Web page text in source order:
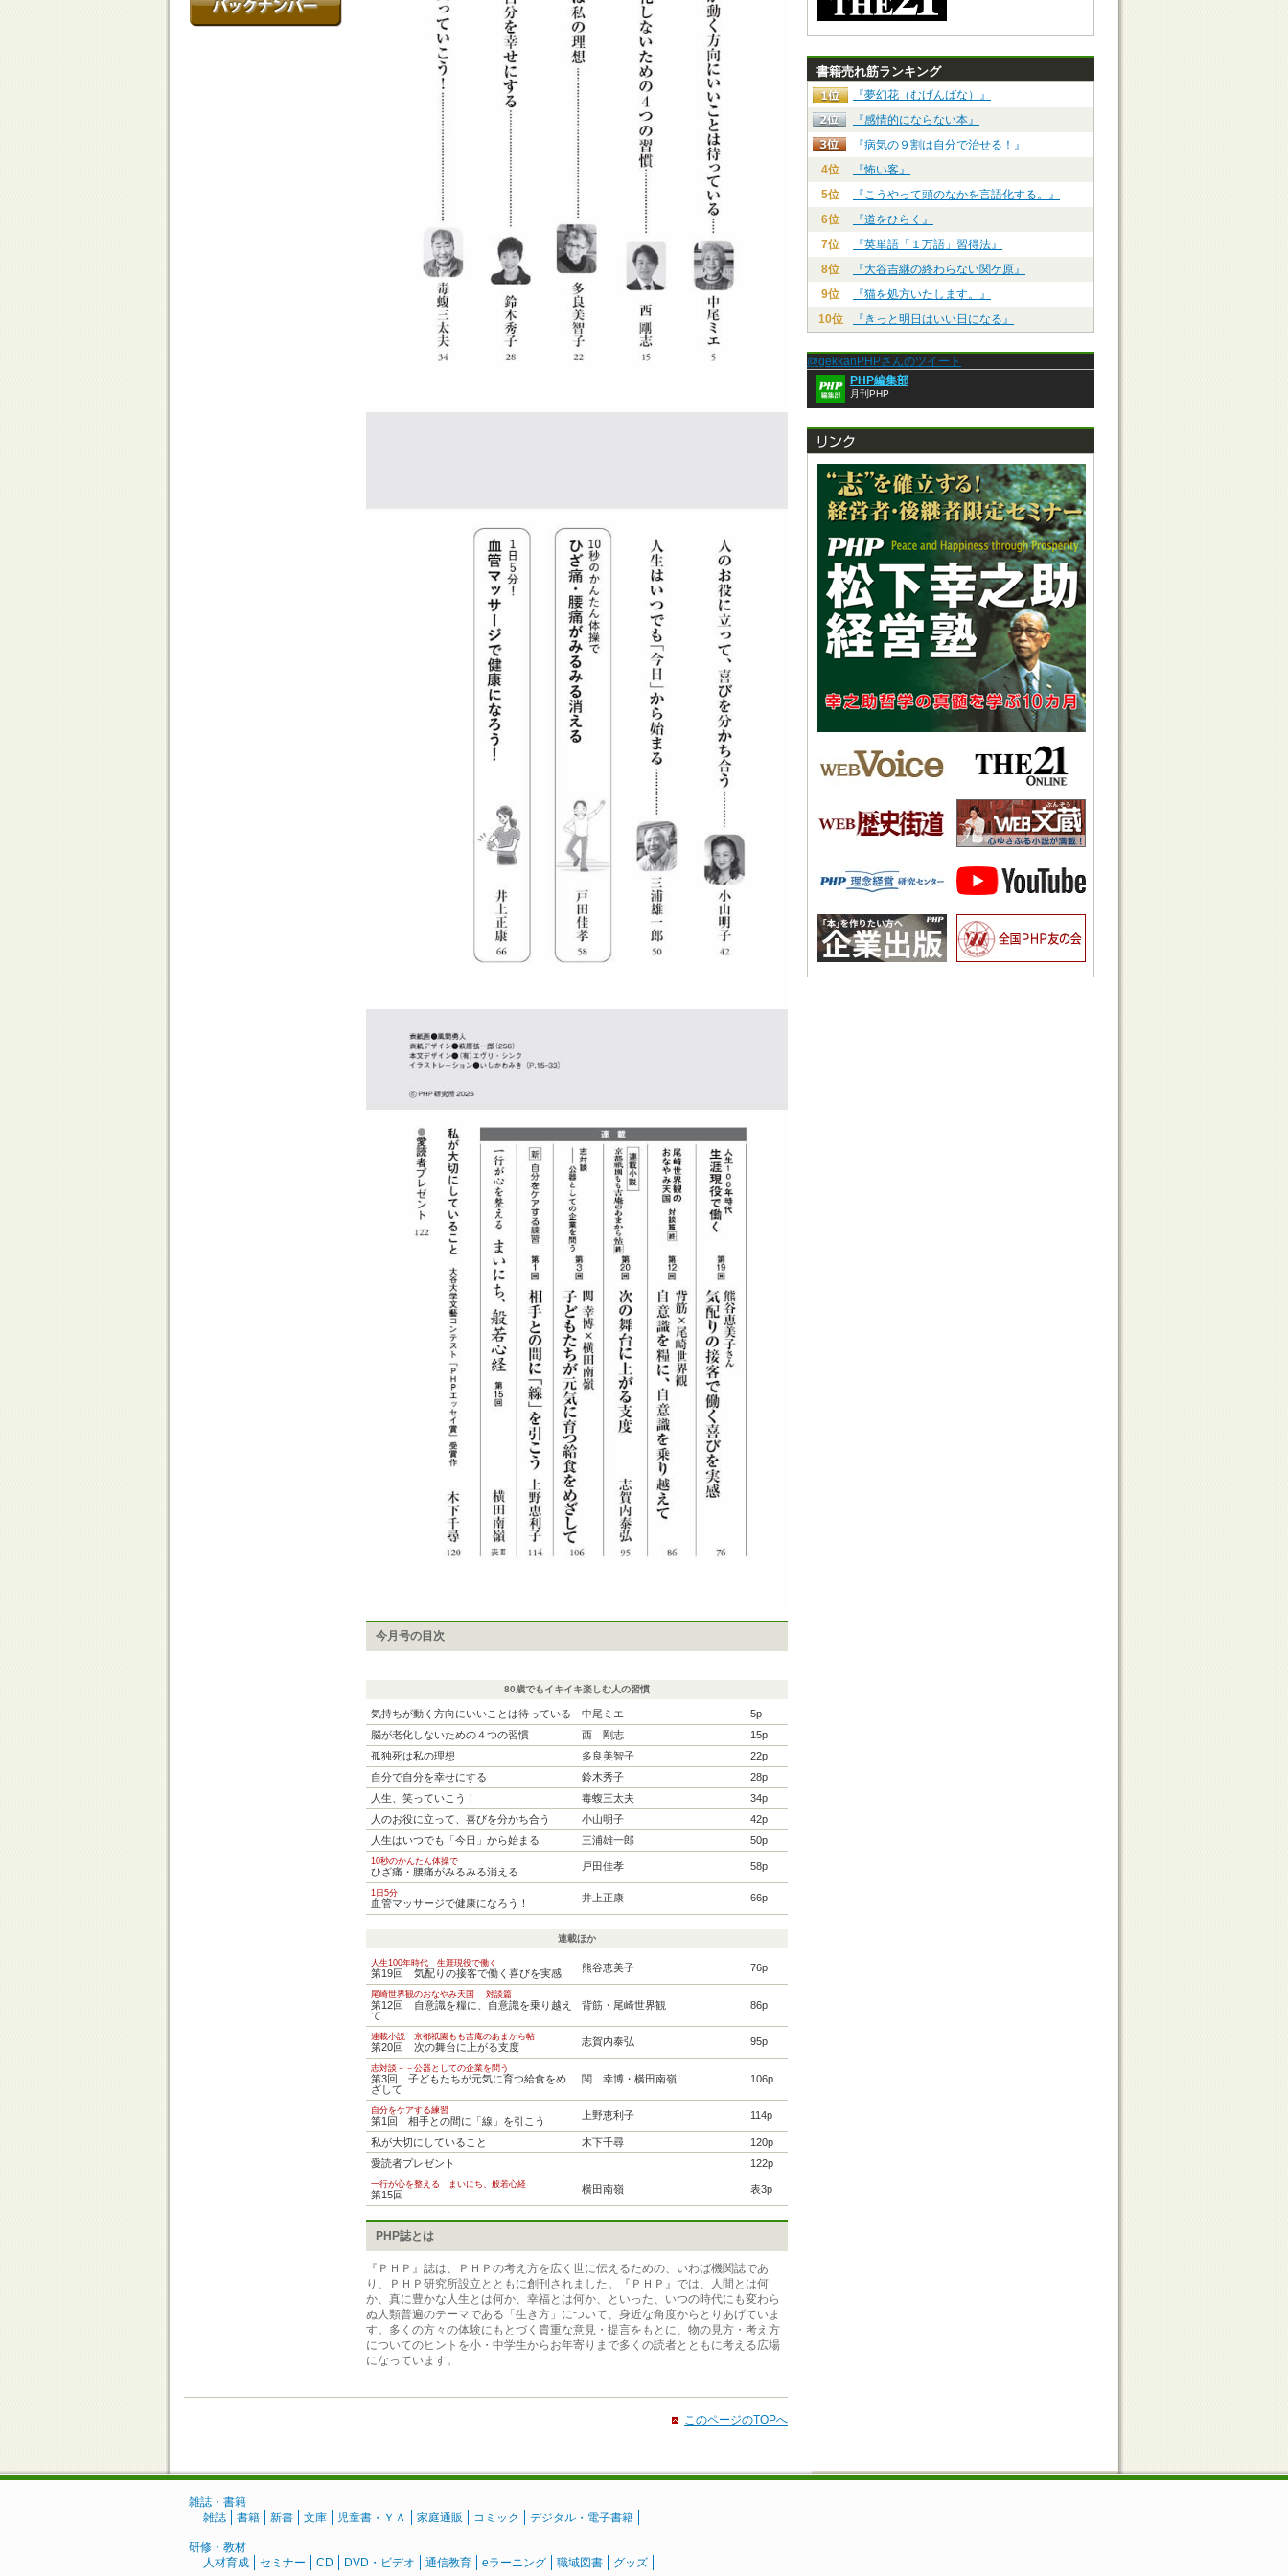
今月号の目次
80歳でもイキイキ楽しむ人の習慣
気持ちが動く方向にいいことは待っている 中尾ミエ
5p
脳が老化しないための４つの習慣
西 剛志
15p
孤独死は私の理想
多良美智子
22p
自分で自分を幸せにする
鈴木秀子
28p
人生、笑っていこう！
毒蝮三太夫
34p
人のお役に立って、喜びを分かち合う
小山明子
42p
人生はいつでも「今日」から始まる
三浦雄一郎 50p
10秒のかんたん体操で
ひざ痛・腰痛がみるみる消える 戸田佳孝 58p
1日5分！
血管マッサージで健康になろう！ 井上正康 66p
連載ほか
人生100年時代 生涯現役で働く
第19回 気配りの接客で働く喜びを実感 熊谷恵美子 76p
尾崎世界観のおなやみ天国 対談篇
第12回 自意識を糧に、自意識を乗り越え
て
背筋・尾崎世界観 86p
連載小説 京都祇園もも吉庵のあまから帖
第20回 次の舞台に上がる支度 志賀内泰弘 95p
志対談－－公器としての企業を問う
第3回 子どもたちが元気に育つ給食をめ
ざして
関 幸博・横田南嶺 106p
自分をケアする練習
第1回 相手との間に「線」を引こう 上野恵利子 114p
私が大切にしていること 木下千尋
120p
愛読者プレゼント
122p
一行が心を整える まいにち、般若心経
第15回 横田南嶺 表3p
PHP誌とは
『ＰＨＰ』誌は、ＰＨＰの考え方を広く世に伝えるための、いわば機関誌であ
り、ＰＨＰ研究所設立とともに創刊されました。『ＰＨＰ』では、人間とは何
か、真に豊かな人生とは何か、幸福とは何か、といった、いつの時代にも変わら
ぬ人類普遍のテーマである「生き方」について、身近な角度からとりあげていま
す。多くの方々の体験にもとづく貴重な意見・提言をもとに、物の見方・考え方
についてのヒントを小・中学生からお年寄りまで多くの読者とともに考える広場
になっています。
このページのTOPへ
書籍売れ筋ランキング
『夢幻花（むげんばな）』
『感情的にならない本』
『病気の９割は自分で治せる！』
4位
『怖い客』
5位
『こうやって頭のなかを言語化する。』
6位
『道をひらく』
7位
『英単語「１万語」習得法』
8位
『大谷吉継の終わらない関ケ原』
9位
『猫を処方いたします。』
10位
『きっと明日はいい日になる』
@gekkanPHPさんのツイート
PHP編集部
月刊PHP
雑誌・書籍
雑誌
書籍 新書 文庫 児童書・ＹＡ 家庭通販 コミック デジタル・電子書籍
研修・教材
人材育成
セミナー CD DVD・ビデオ 通信教育 eラーニング 職域図書 グッズ